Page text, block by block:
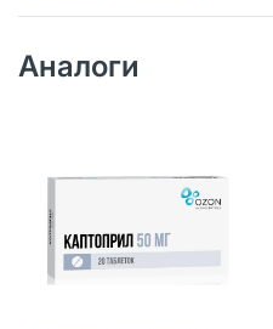
Аналоги